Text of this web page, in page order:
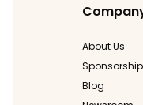
About Us
Sponsorship
Blog